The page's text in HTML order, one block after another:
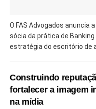
O FAS Advogados anuncia
sócia da prática de
estratégia do escritório de
Construindo
fortalecer a imagem
na mídia